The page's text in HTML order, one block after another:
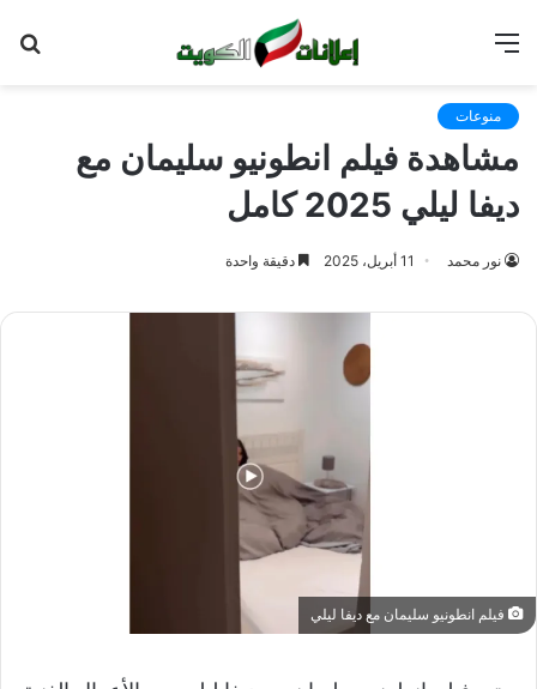
منوعات
مشاهدة فيلم انطونيو سليمان مع
ديفا ليلي 2025 كامل
نور محمد 11 أبريل، 2025 دقيقة واحدة
فيلم انطونيو سليمان مع ديفا ليلي